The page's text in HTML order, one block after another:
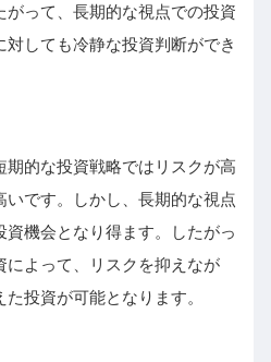
がって、長期的な視点での投資
しても冷静な投資判断ができ
的な投資戦略ではリスクが高
いです。しかし、長期的な視点
機会となり得ます。したがっ
によって、リスクを抑えなが
投資が可能となります。